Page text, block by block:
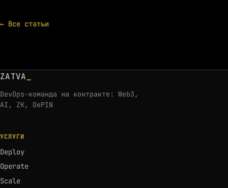
← Все статьи
ZATVA
DevOps-команда на контракте: Web3,
AI, ZK, DePIN
УСЛУГИ
Deploy
Operate
Scale